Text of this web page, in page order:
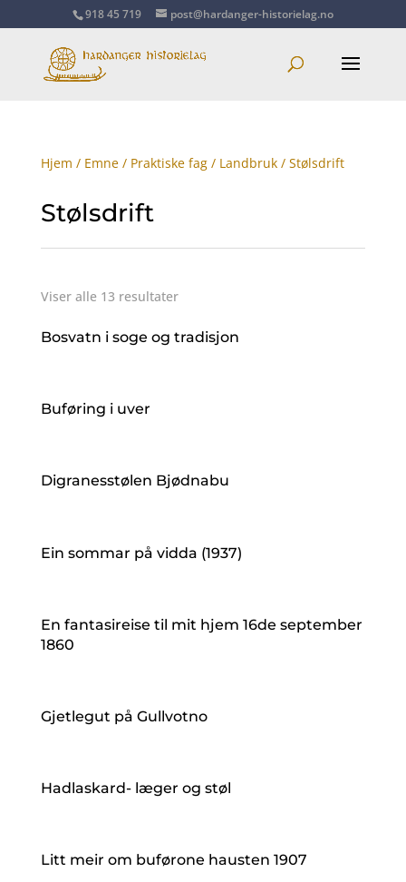
918 45 719 post@hardanger-historielag.no
Hjem / Emne/ Praktiske fag/ Landbruk/ Stølsdrift
Stølsdrift
Viser alle 13 resultater
Bosvatn i soge og tradisjon
Buføring i uver
Digranesstølen Bjødnabu
Ein sommar på vidda (1937)
En fantasireise til mit hjem 16de september
1860
Gjetlegut på Gullvotno
Hadlaskard- læger og støl
Litt meir om buførone hausten 1907